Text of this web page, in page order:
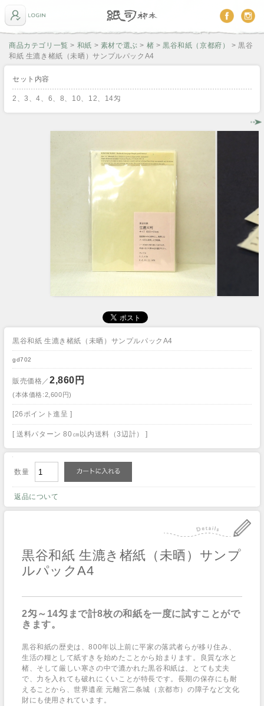
商品カテゴリ一覧 > 和紙 > 素材で選ぶ > 楮 >黒谷和紙（京都府）
> 黒谷
和紙 生漉き楮紙（未晒）サンプルパックA4
セット内容
2、3、4、6、8、10、12、14匁
黒谷和紙 生漉き楮紙（未晒）サンプルパックA4
gd702
販売価格／2,860円
(本体価格:2,600円)
[26ポイント進呈 ]
[ 送料パターン 80㎝以内送料（3辺計） ]
数量
返品について
黒谷和紙 生漉き楮紙（未晒）サンプ
ルパックA4
2匁～14匁まで計8枚の和紙を一度に試すことがで
きます。
黒谷和紙の歴史は、800年以上前に平家の落武者らが移り住み、
生活の糧として紙すきを始めたことから始まります。良質な水と
楮、そして厳しい寒さの中で漉かれた黒谷和紙は、とても丈夫
で、力を入れても破れにくいことが特長です。長期の保存にも耐
えることから、世界遺産 元離宮二条城（京都市）の障子など文化
財にも使用されています。